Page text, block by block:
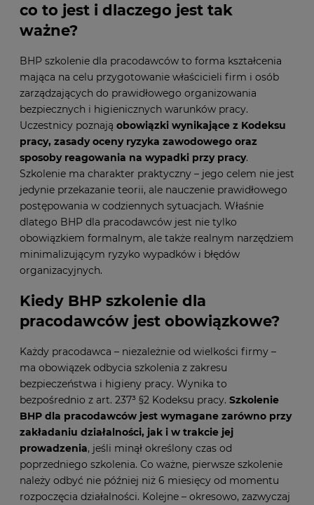
co to jest i dlaczego jest tak
ważne?
BHP szkolenie dla pracodawców to forma kształcenia
mająca na celu przygotowanie właścicieli firm i osób
zarządzających do prawidłowego organizowania
bezpiecznych i higienicznych warunków pracy.
Uczestnicy poznają obowiązki wynikające z Kodeksu
pracy, zasady oceny ryzyka zawodowego oraz
sposoby reagowania na wypadki przy pracy.
Szkolenie ma charakter praktyczny – jego celem nie jest
jedynie przekazanie teorii, ale nauczenie prawidłowego
postępowania w codziennych sytuacjach. Właśnie
dlatego BHP dla pracodawców jest nie tylko
obowiązkiem formalnym, ale także realnym narzędziem
minimalizującym ryzyko wypadków i błędów
organizacyjnych.
Kiedy BHP szkolenie dla
pracodawców jest obowiązkowe?
Każdy pracodawca – niezależnie od wielkości firmy –
ma obowiązek odbycia szkolenia z zakresu
bezpieczeństwa i higieny pracy. Wynika to
bezpośrednio z art. 237³ §2 Kodeksu pracy. Szkolenie
BHP dla pracodawców jest wymagane zarówno przy
zakładaniu działalności, jak i w trakcie jej
prowadzenia, jeśli minął określony czas od
poprzedniego szkolenia. Co ważne, pierwsze szkolenie
należy odbyć nie później niż 6 miesięcy od momentu
rozpoczęcia działalności. Kolejne – okresowo, zazwyczaj